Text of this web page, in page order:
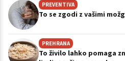
PREVENTIVA
To se zgodi z vašimi
PREHRANA
To živilo lahko pomaga